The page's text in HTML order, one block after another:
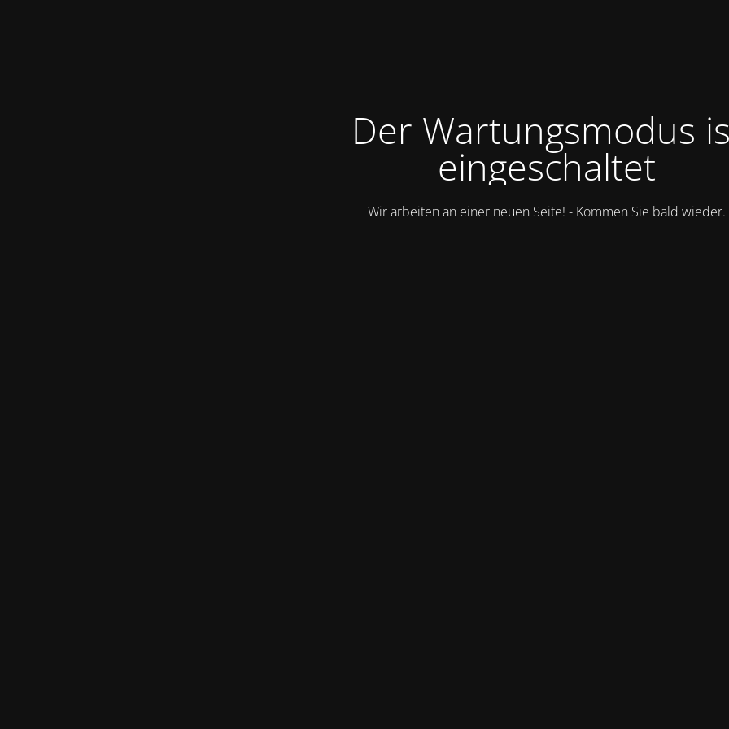
Der Wartungsmodus
eingeschaltet
Wir arbeiten an einer neuen Seite! - Kommen Sie bald wieder.